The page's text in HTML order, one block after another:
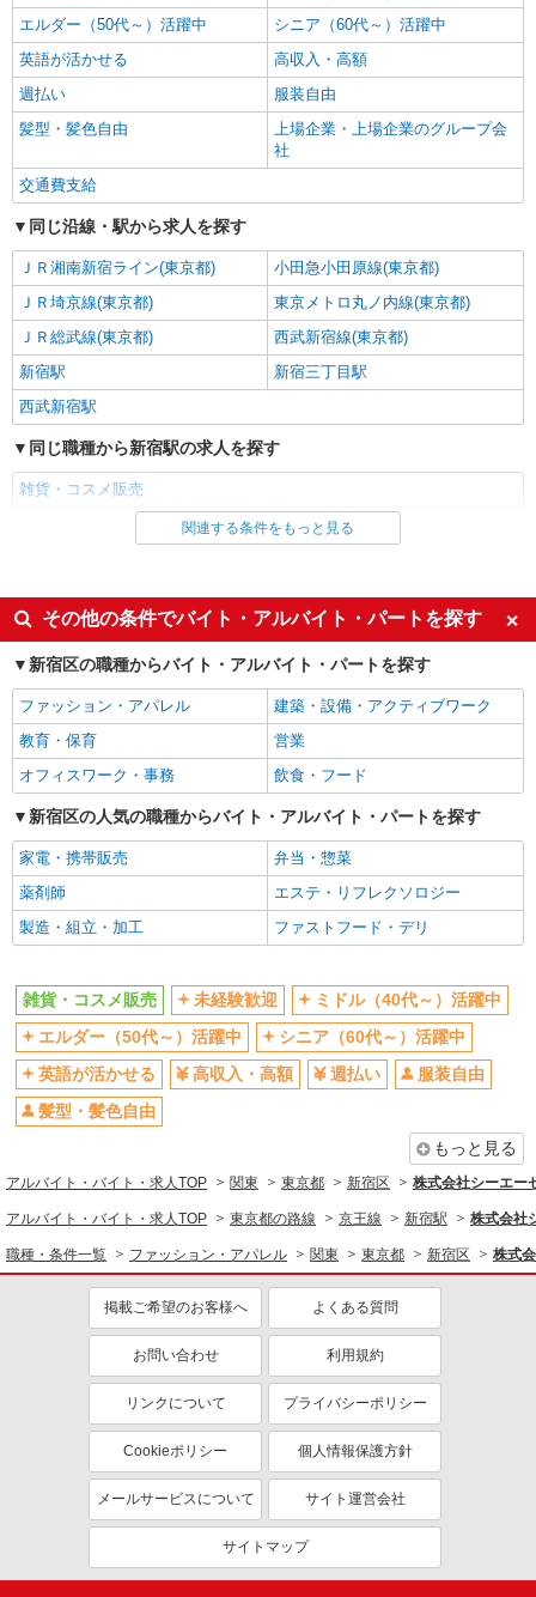
派遣社員
株式会社シーエーセールススタッフ/tkYH22653d
日間勤務の場合＝247,500円（内訳：時給1500円×
実働7時間30分×22日） ＋残業代（1.25倍：1分
キープ
派遣社員
株式会社シーエーセールススタッフ/tkYU40807a
時給1540円〜1600円 【月給例】時給1,540
円 実働7.5H×22日勤務の場合「254,100円」※月
新宿店メンズ館8階
キープ
コスメ販売
時給1500円 【月給例】時給1500円 実働
例です。ご経験により異なります。
〒160-0023 東京都西新宿1丁目5－1 地下1階
詳細を見る
派遣社員
株式会社シーエーセールススタッフ/tkAK20257a
コスメ販売
時給1400円〜1500円 ※経験・能力による
【月給例】時給1400円／実働7.5H×20日勤務の場
合「210,000円」※月収は一例です。
伊勢丹新宿店
派遣社員
株式会社シーエーセールススタッフ/tkGS42259a
雑貨販売
費全額支給いたします ※時間外手当はお時給の
キープ 詳細を見る
派遣社員
株式会社シーエーセールススタッフ/tkYU42369b
雑貨販売
時給1540円 【月給例】時給1,540円 実働
7.5H×22日勤務の場合「254,100円」※月収例は一
例です。ご経験により異なります。
〒160-0022 東京都新宿区新宿3-14-1
キープ 詳細を見る
株式会社シーエーセールススタッフ/tkAK42111a
エルダー（50代～）活躍中
シニア（60代～）活躍中
英語が活かせる
高収入・高額
週払い
服装自由
髪型・髪色自由
上場企業・上場企業のグループ会
社
交通費支給
同じ沿線・駅から求人を探す
ＪＲ湘南新宿ライン(東京都)
小田急小田原線(東京都)
ＪＲ埼京線(東京都)
東京メトロ丸ノ内線(東京都)
ＪＲ総武線(東京都)
西武新宿線(東京都)
新宿駅
新宿三丁目駅
西武新宿駅
同じ職種から新宿駅の求人を探す
雑貨・コスメ販売
同じ雇用形態から新宿駅の求人を探す
同じ特徴から新宿駅の求人を探す
未経験歓迎
ミドル（40代～）活躍中
エルダー（50代～）活躍中
シニア（60代～）活躍中
英語が活かせる
高収入・高額
週払い
服装自由
髪型・髪色自由
上場企業・上場企業のグループ会
社
交通費支給
同じ職種から求人を探す
ファッション・アパレル
同じ特徴から求人を探す
未経験歓迎
ミドル（40代～）活躍中
英語が活かせる
服装自由
上場企業・上場企業のグループ会
関連する条件をもっと見る
その他の条件でバイト・アルバイト・パートを探す
新宿区の職種からバイト・アルバイト・パートを探す
ファッション・アパレル
建築・設備・アクティブワーク
教育・保育
営業
オフィスワーク・事務
飲食・フード
新宿区の人気の職種からバイト・アルバイト・パートを探す
家電・携帯販売
弁当・惣菜
薬剤師
エステ・リフレクソロジー
製造・組立・加工
ファストフード・デリ
雑貨・コスメ販売 未経験歓迎
ミドル（40代～）活躍中
エルダー（50代～）活躍中
シニア（60代～）活躍中
英語が活かせる
高収入・高額 週払い
服装自由
髪型・髪色自由
もっと見る
アルバイト・バイト・求人TOP 関東 東京都 新宿区 株式会社シーエー
アルバイト・バイト・求人TOP 東京都の路線 京王線 新宿駅 株式会社
職種・条件一覧 ファッション・アパレル 関東 東京都 新宿区 株式
掲載ご希望のお客様へ よくある質問
お問い合わせ 利用規約
リンクについて プライバシーポリシー
Cookieポリシー 個人情報保護方針
メールサービスについて サイト運営会社
サイトマップ